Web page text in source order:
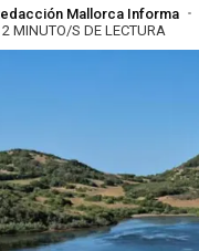
Mallorca Informa
2 MINUTO/S DE LECTURA